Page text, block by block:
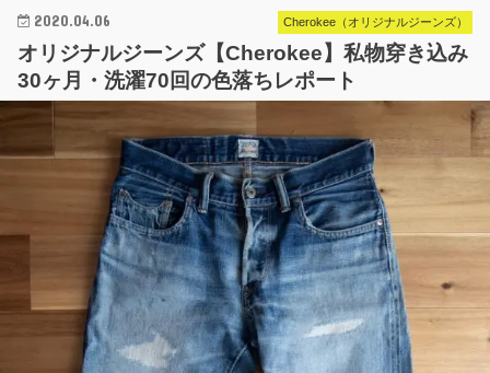
Cherokee（オリジナルジーンズ）
2020.04.06
オリジナルジーンズ【Cherokee】私物穿き込み
30ヶ月・洗濯70回の色落ちレポート